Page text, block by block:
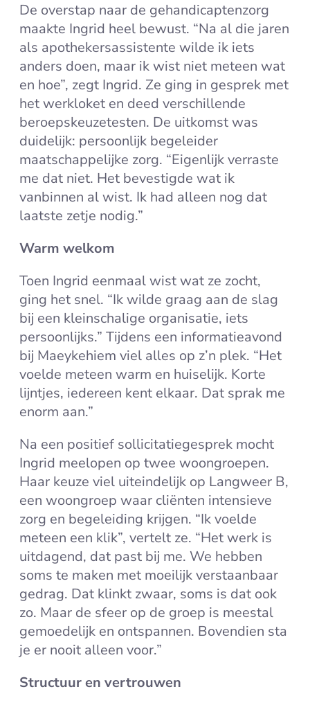
De overstap naar de gehandicaptenzorg
maakte Ingrid heel bewust. “Na al die jaren
als apothekersassistente wilde ik iets
anders doen, maar ik wist niet meteen wat
en hoe”, zegt Ingrid. Ze ging in gesprek met
het werkloket en deed verschillende
beroepskeuzetesten. De uitkomst was
duidelijk: persoonlijk begeleider
maatschappelijke zorg. “Eigenlijk verraste
me dat niet. Het bevestigde wat ik
vanbinnen al wist. Ik had alleen nog dat
laatste zetje nodig.”
Warm welkom
Toen Ingrid eenmaal wist wat ze zocht,
ging het snel. “Ik wilde graag aan de slag
bij een kleinschalige organisatie, iets
persoonlijks.” Tijdens een informatieavond
bij Maeykehiem viel alles op z’n plek. “Het
voelde meteen warm en huiselijk. Korte
lijntjes, iedereen kent elkaar. Dat sprak me
enorm aan.”
Na een positief sollicitatiegesprek mocht
Ingrid meelopen op twee woongroepen.
Haar keuze viel uiteindelijk op Langweer B,
een woongroep waar cliënten intensieve
zorg en begeleiding krijgen. “Ik voelde
meteen een klik”, vertelt ze. “Het werk is
uitdagend, dat past bij me. We hebben
soms te maken met moeilijk verstaanbaar
gedrag. Dat klinkt zwaar, soms is dat ook
zo. Maar de sfeer op de groep is meestal
gemoedelijk en ontspannen. Bovendien sta
je er nooit alleen voor.”
Structuur en vertrouwen